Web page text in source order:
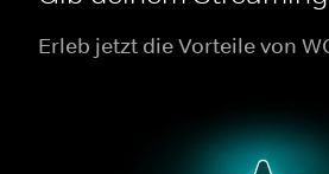
Erleb jetzt die Vorteile von